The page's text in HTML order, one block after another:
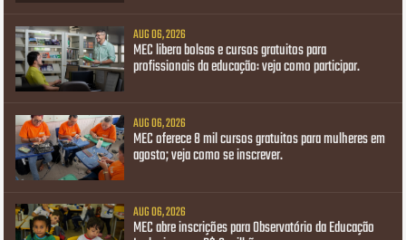
AUG 06, 2026
MEC libera bolsas e cursos gratuitos para
profissionais da educação: veja como participar.
AUG 06, 2026
MEC oferece 8 mil cursos gratuitos para mulheres em
agosto; veja como se inscrever.
AUG 06, 2026
MEC abre inscrições para Observatório da Educação